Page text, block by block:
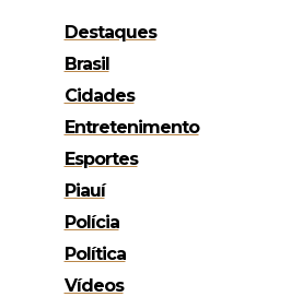
Destaques
Brasil
Cidades
Entretenimento
Esportes
Piauí
Polícia
Política
Vídeos